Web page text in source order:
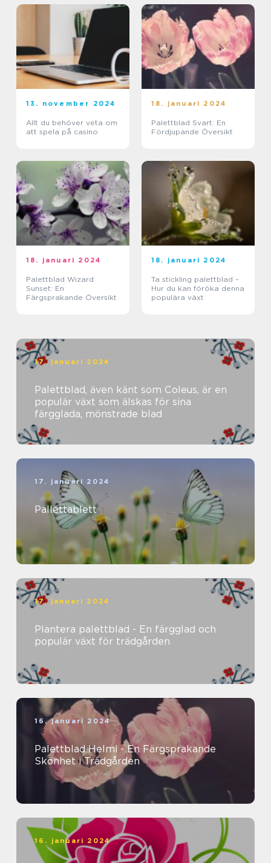
13. november 2024
Allt du behöver veta om
att spela på casino
18. januari 2024
Palettblad Svart: En
Fördjupande Översikt
18. januari 2024
Palettblad Wizard
Sunset: En
Färgsprakande Översikt
18. januari 2024
Ta stickling palettblad –
Hur du kan föröka denna
populära växt
17. januari 2024
Palettblad, även känt som Coleus, är en
populär växt som älskas för sina
färgglada, mönstrade blad
17. januari 2024
Pallettablett
17. januari 2024
Plantera palettblad - En färgglad och
populär växt för trädgården
16. januari 2024
Palettblad Helmi - En Färgsprakande
Skönhet i Trädgården
16. januari 2024